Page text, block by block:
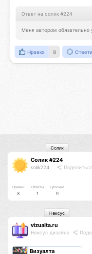
Ответ на солик #224
Меня автором обязательно
Нравка 8
Солик #224
solik224 Поделиться
Нравки
8
Ответы
1
Цепочка
9
Солик
vizualta.ru
Нексус дизайна
Визуалта
Нексус